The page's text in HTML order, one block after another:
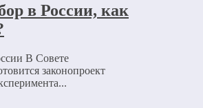
в России, как
В Совете
законопроект